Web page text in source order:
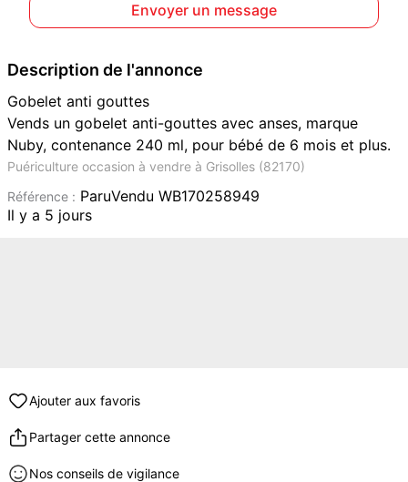
Envoyer un message
Description de l'annonce
Gobelet anti gouttes
Vends un gobelet anti-gouttes avec anses, marque
Nuby, contenance 240 ml, pour bébé de 6 mois et plus.
Puériculture occasion à vendre à Grisolles (82170)
Référence : ParuVendu WB170258949
Il y a 5 jours
Ajouter aux favoris
Partager cette annonce
Nos conseils de vigilance